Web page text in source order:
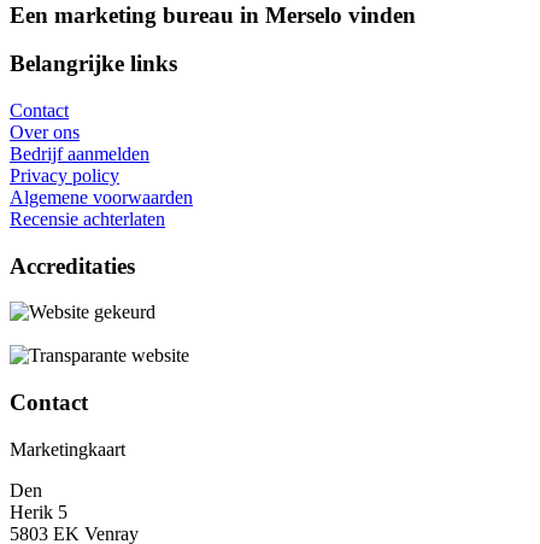
Een marketing bureau in Merselo vinden
Belangrijke links
Contact
Over ons
Bedrijf aanmelden
Privacy policy
Algemene voorwaarden
Recensie achterlaten
Accreditaties
Contact
Marketingkaart
Den
Herik 5
5803 EK Venray